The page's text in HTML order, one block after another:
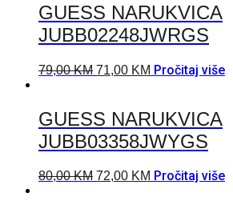
GUESS NARUKVICA
JUBB02248JWRGS
79,00KM 71,00 KM Pročitaj više
GUESS NARUKVICA
JUBB03358JWYGS
80,00KM 72,00 KM Pročitaj više